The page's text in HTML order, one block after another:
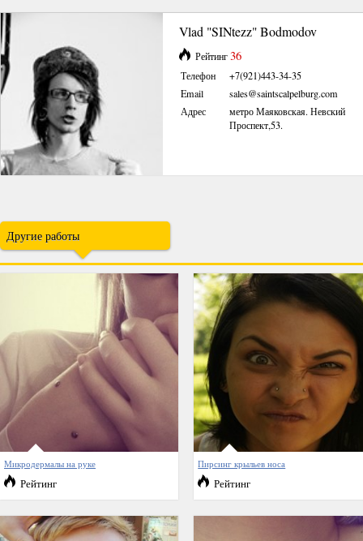
Vlad "SINtezz" Bodmodov
Рейтинг36
Телефон
+7(921)443-34-35
Email
sales@saintscalpelburg.com
Адрес
метро Маяковская. Невский
Проспект,53.
Другие работы
Микродермалы на руке
Рейтинг
Пирсинг крыльев носа
Рейтинг